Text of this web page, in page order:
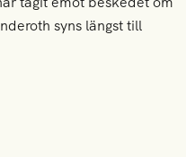
syns längst till